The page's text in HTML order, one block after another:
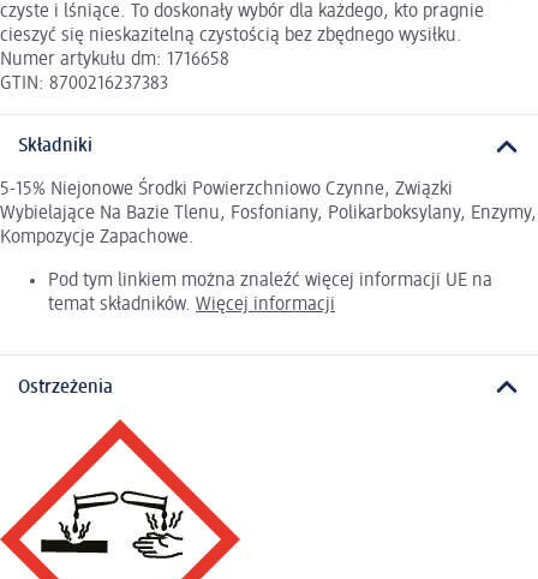
czyste i lśniące. To doskonały wybór dla każdego, kto pragnie
cieszyć się nieskazitelną czystością bez zbędnego wysiłku.
Numer artykułu dm: 1716658
GTIN: 8700216237383
Składniki
5-15% Niejonowe Środki Powierzchniowo Czynne, Związki
Wybielające Na Bazie Tlenu, Fosfoniany, Polikarboksylany, Enzymy,
Kompozycje Zapachowe.
Pod tym linkiem można znaleźć więcej informacji UE na
temat składników. Więcej informacji
Ostrzeżenia